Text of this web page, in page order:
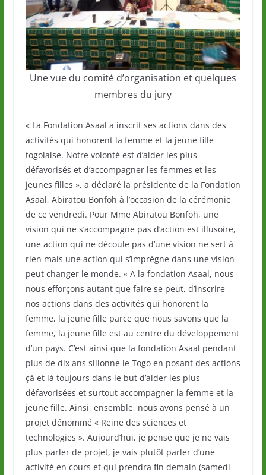
Une vue du comité d’organisation et quelques
membres du jury
« La Fondation Asaal a inscrit ses actions dans des
activités qui honorent la femme et la jeune fille
togolaise. Notre volonté est d’aider les plus
défavorisés et d’accompagner les femmes et les
jeunes filles », a déclaré la présidente de la Fondation
Asaal, Abiratou Bonfoh à l’occasion de la cérémonie
de ce vendredi. Pour Mme Abiratou Bonfoh, une
vision qui ne s’accompagne pas d’action est illusoire,
une action qui ne découle pas d’une vision ne sert à
rien mais une action qui s’imprègne dans une vision
peut changer le monde. « A la fondation Asaal, nous
nous efforçons autant que faire se peut, d’inscrire
nos actions dans des activités qui honorent la
femme, la jeune fille parce que nous savons que la
femme, la jeune fille est au centre du développement
d’un pays. C’est ainsi que la fondation Asaal pendant
plus de dix ans sillonne le Togo en posant des actions
çà et là toujours dans le but d’aider les plus
défavorisées et surtout accompagner la femme et la
jeune fille. Ainsi, ensemble, nous avons pensé à un
projet dénommé « Reine des sciences et
technologies ». Aujourd’hui, je pense que je ne vais
plus parler de projet, je vais plutôt parler d’une
activité en cours et qui prendra fin demain (samedi